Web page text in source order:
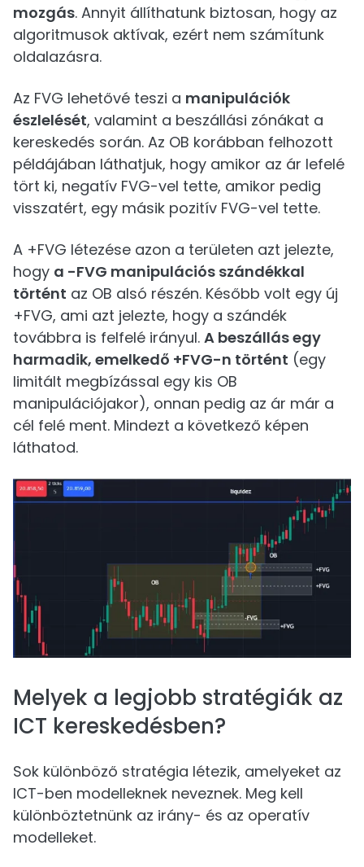
mozgás. Annyit állíthatunk biztosan, hogy az
algoritmusok aktívak, ezért nem számítunk
oldalazásra.
Az FVG lehetővé teszi a manipulációk
észlelését, valamint a beszállási zónákat a
kereskedés során. Az OB korábban felhozott
példájában láthatjuk, hogy amikor az ár lefelé
tört ki, negatív FVG-vel tette, amikor pedig
visszatért, egy másik pozitív FVG-vel tette.
A +FVG létezése azon a területen azt jelezte,
hogy a -FVG manipulációs szándékkal
történt az OB alsó részén. Később volt egy új
+FVG, ami azt jelezte, hogy a szándék
továbbra is felfelé irányul. A beszállás egy
harmadik, emelkedő +FVG-n történt (egy
limitált megbízással egy kis OB
manipulációjakor), onnan pedig az ár már a
cél felé ment. Mindezt a következő képen
láthatod.
Melyek a legjobb stratégiák az
ICT kereskedésben?
Sok különböző stratégia létezik, amelyeket az
ICT-ben modelleknek neveznek. Meg kell
különböztetnünk az irány- és az operatív
modelleket.